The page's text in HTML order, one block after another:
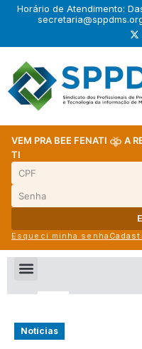
Horário de Atendimento:
VEM PRA BEE FENATI
A
TI
Esqueci minha senha
Notícias